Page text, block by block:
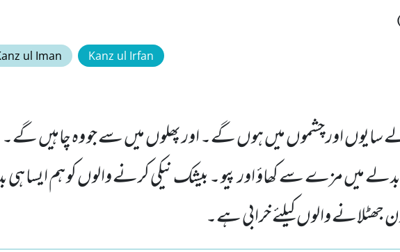
ul Iman Kanz ul Irfan
اور چشموں میں ہوں گے۔ اور پھلوں میں سے جو وہ چاہیں گے۔
میں مزے سے کھاؤ اور پیو ۔ بیشک نیکی کرنے والوں کو ہم ایسا ہی
والوں کیلئے خرابی ہے۔